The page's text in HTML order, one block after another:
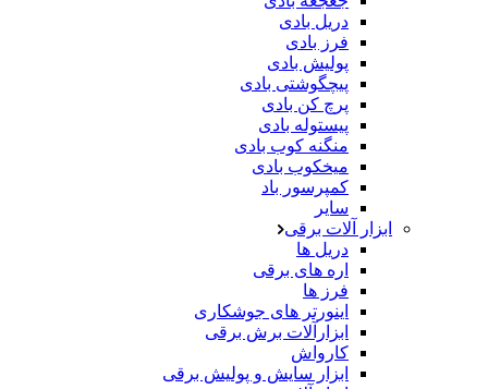
دریل بادی
فرز بادی
پولیش بادی
پیچگوشتی بادی
پرچ کن بادی
پیستوله بادی
منگنه کوب بادی
میخکوب بادی
کمپرسور باد
سایر
ابزار آلات برقی
دریل ها
اره های برقی
فرز ها
اینورتر های جوشکاری
ابزارآلات برش برقی
کارواش
ابزار سایش و پولیش برقی